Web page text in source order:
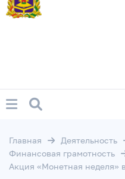
Главная Деятельность
Финансовая грамотность
Акция «Монетная неделя»